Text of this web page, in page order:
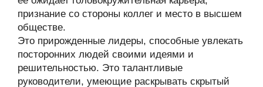
признание со стороны коллег и место в высшем
обществе.
Это прирожденные лидеры, способные увлекать
посторонних людей своими идеями и
решительностью. Это талантливые
руководители, умеющие раскрывать скрытый